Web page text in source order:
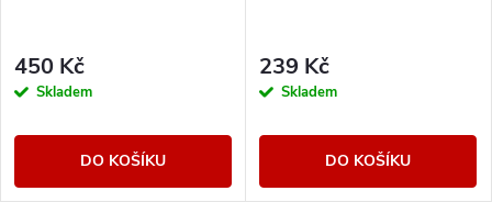
450 Kč
Skladem
DO KOŠÍKU
239 Kč
Skladem
DO KOŠÍKU